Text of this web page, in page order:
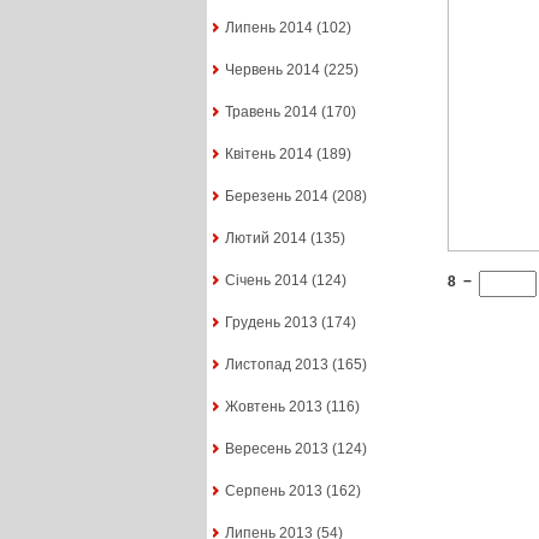
Липень 2014(102)
Червень 2014(225)
Травень 2014(170)
Квітень 2014(189)
Березень 2014(208)
Лютий 2014(135)
Січень 2014(124)
Грудень 2013 (174)
Листопад 2013 (165)
Жовтень 2013 (116)
Вересень 2013 (124)
Серпень 2013 (162)
Липень 2013 (54)
8 −